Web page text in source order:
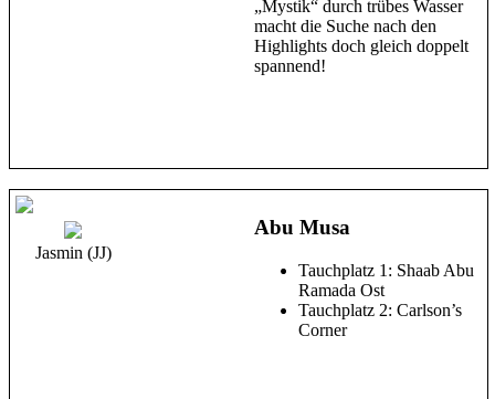
„Mystik“ durch trübes Wasser
macht die Suche nach den
Highlights doch gleich doppelt
spannend!
Jasmin (JJ)
Abu Musa
Tauchplatz 1: Shaab Abu
Ramada Ost
Tauchplatz 2: Carlson’s
Corner